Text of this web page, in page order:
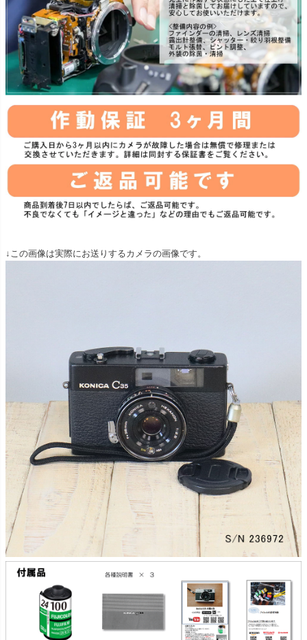
↓この画像は実際にお送りするカメラの画像です。